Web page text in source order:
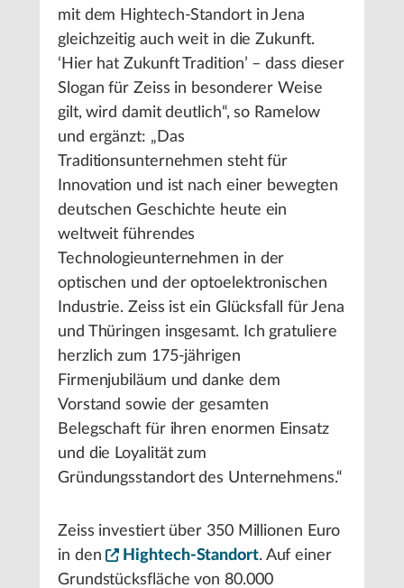
mit dem Hightech-Standort in Jena
gleichzeitig auch weit in die Zukunft.
‘Hier hat Zukunft Tradition’ – dass dieser
Slogan für Zeiss in besonderer Weise
gilt, wird damit deutlich“, so Ramelow
und ergänzt: „Das
Traditionsunternehmen steht für
Innovation und ist nach einer bewegten
deutschen Geschichte heute ein
weltweit führendes
Technologieunternehmen in der
optischen und der optoelektronischen
Industrie. Zeiss ist ein Glücksfall für Jena
und Thüringen insgesamt. Ich gratuliere
herzlich zum 175-jährigen
Firmenjubiläum und danke dem
Vorstand sowie der gesamten
Belegschaft für ihren enormen Einsatz
und die Loyalität zum
Gründungsstandort des Unternehmens.“
Zeiss investiert über 350 Millionen Euro
in den
Hightech-Standort. Auf einer
Grundstücksfläche von 80.000